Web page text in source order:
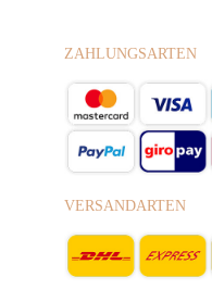
ZAHLUNGSARTEN
VERSANDARTEN